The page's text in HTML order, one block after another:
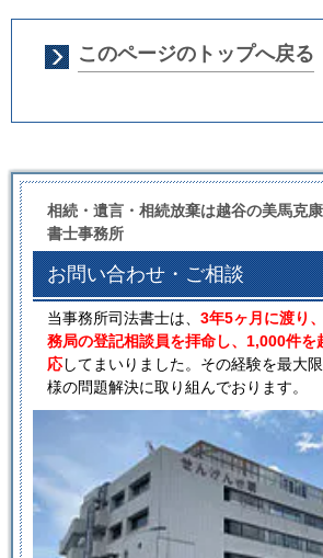
このページのトップへ戻る
相続・遺言・相続放棄は越谷の美馬克
書士事務所
お問い合わせ・ご相談
当事務所司法書士は、 3年5ヶ月に渡り
務局の登記相談員を拝命し、1,000件を
応してまいりました。その経験を最大
様の問題解決に取り組んでおります。